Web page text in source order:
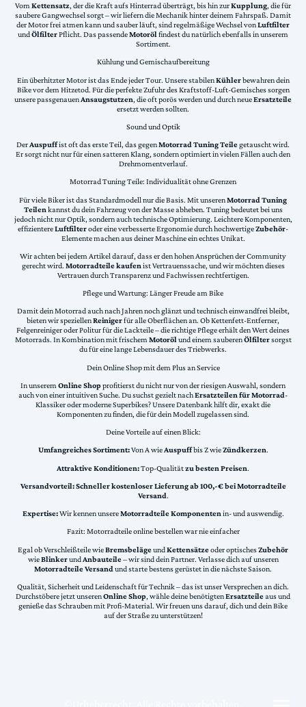
VomKettensatz, der die Kraft aufs Hinterrad überträgt, bis hin zurKupplung, die für
saubere Gangwechsel sorgt – wir liefern die Mechanik hinter deinem Fahrspaß. Damit
der Motor frei atmen kann und sauber läuft, sind regelmäßige Wechsel vonLuftfilter
undÖlfilterPflicht. Das passendeMotorölfindest du natürlich ebenfalls in unserem
Sortiment.
Kühlung und Gemischaufbereitung
Ein überhitzter Motor ist das Ende jeder Tour. Unsere stabilenKühlerbewahren dein
Bike vor dem Hitzetod. Für die perfekte Zufuhr des Kraftstoff-Luft-Gemisches sorgen
unsere passgenauenAnsaugstutzen, die oft porös werden und durch neueErsatzteile
ersetzt werden sollten.
Sound und Optik
DerAuspuffist oft das erste Teil, das gegenMotorrad Tuning Teilegetauscht wird.
Er sorgt nicht nur für einen satteren Klang, sondern optimiert in vielen Fällen auch den
Drehmomentverlauf.
Motorrad Tuning Teile: Individualität ohne Grenzen
Für viele Biker ist das Standardmodell nur die Basis. Mit unserenMotorrad Tuning
Teilen kannst du dein Fahrzeug von der Masse abheben. Tuning bedeutet bei uns
jedoch nicht nur Optik, sondern auch technische Optimierung. Leichtere Komponenten,
effizientereLuftfilteroder eine verbesserte Ergonomie durch hochwertigeZubehör-
Elemente machen aus deiner Maschine ein echtes Unikat.
Wir achten bei jedem Artikel darauf, dass er den hohen Ansprüchen der Community
gerecht wird. Motorradteile kaufen ist Vertrauenssache, und wir möchten dieses
Vertrauen durch Transparenz und Fachwissen rechtfertigen.
Pflege und Wartung: Länger Freude am Bike
Damit dein Motorrad auch nach Jahren noch glänzt und technisch einwandfrei bleibt,
bieten wir speziellenReinigerfür alle Oberflächen an. Ob Kettenfett-Entferner,
Felgenreiniger oder Politur für die Lackteile – die richtige Pflege erhält den Wert deines
Motorrads. In Kombination mit frischemMotorölund einem sauberenÖlfiltersorgst
du für eine lange Lebensdauer des Triebwerks.
Dein Online Shop mit dem Plus an Service
In unserem Online Shopprofitierst du nicht nur von der riesigen Auswahl, sondern
auch von einer intuitiven Suche. Du suchst gezielt nachErsatzteilen für Motorrad-
Klassiker oder moderne Superbikes? Unsere Datenbank hilft dir, exakt die
Komponenten zu finden, die für dein Modell zugelassen sind.
Deine Vorteile auf einen Blick:
Umfangreiches Sortiment:Von A wieAuspuffbis Z wieZündkerzen.
Attraktive Konditionen:Top-Qualitätzu besten Preisen.
Versandvorteil:Schneller kostenloser Lieferung ab 100,-€ bei Motorradteile
Versand.
Expertise:Wir kennen unsereMotorradteile Komponentenin- und auswendig.
Fazit: Motorradteile online bestellen war nie einfacher
Egal ob Verschleißteile wieBremsbelägeundKettensätzeoder optischesZubehör
wieBlinkerundAnbauteile– wir sind dein Partner. Verlasse dich auf unseren
Motorradteile Versand und starte bestens gerüstet in die nächste Saison.
Qualität, Sicherheit und Leidenschaft für Technik – das ist unser Versprechen an dich.
Durchstöbere jetzt unserenOnline Shop, wähle deine benötigtenErsatzteileaus und
genieße das Schrauben mit Profi-Material. Wir freuen uns darauf, dich und dein Bike
auf der Straße zu unterstützen!